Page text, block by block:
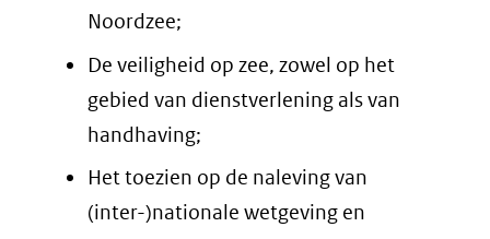
Noordzee;
De veiligheid op zee, zowel op het
gebied van dienstverlening als van
handhaving;
Het toezien op de naleving van
(inter-)nationale wetgeving en